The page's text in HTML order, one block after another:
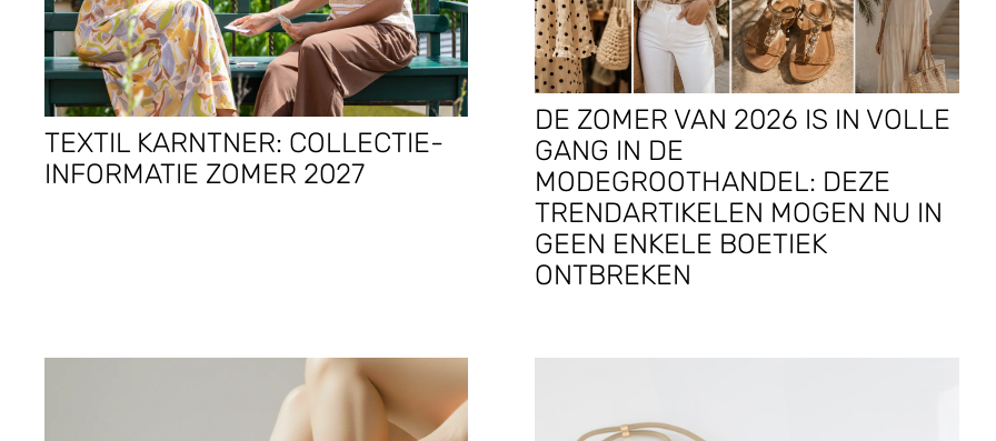
TEXTIL KARNTNER: COLLECTIE-
INFORMATIE ZOMER 2027
DE ZOMER VAN 2026 IS IN VOLLE
GANG IN DE
MODEGROOTHANDEL: DEZE
TRENDARTIKELEN MOGEN NU IN
GEEN ENKELE BOETIEK
ONTBREKEN